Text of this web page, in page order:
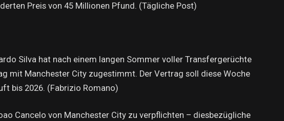
Preis von 45 Millionen Pfund. (Tägliche Post)
Silva hat nach einem langen Sommer voller Transfergerüchte
mit Manchester City zugestimmt. Der Vertrag soll diese Woche
bis 2026. (Fabrizio Romano)
Cancelo von Manchester City zu verpflichten – diesbezügliche